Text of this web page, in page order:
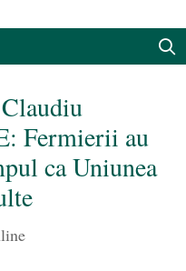
Fermierii au
ca Uniunea